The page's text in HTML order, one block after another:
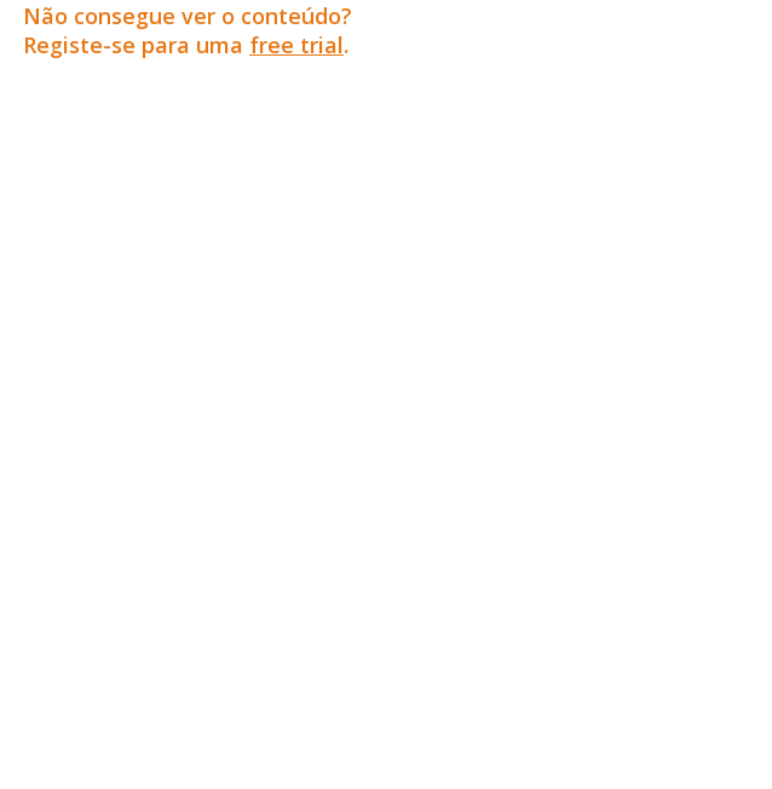
Não consegue ver o conteúdo?
Registe-se para uma free trial.